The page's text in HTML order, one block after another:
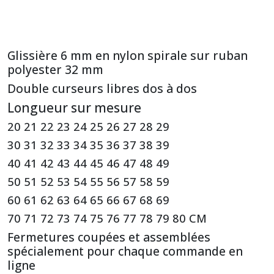
Glissière 6 mm en nylon spirale sur ruban
polyester 32 mm
Double curseurs libres dos à dos
Longueur sur mesure
20 21 22 23 24 25 26 27 28 29
30 31 32 33 34 35 36 37 38 39
40 41 42 43 44 45 46 47 48 49
50 51 52 53 54 55 56 57 58 59
60 61 62 63 64 65 66 67 68 69
70 71 72 73 74 75 76 77 78 79 80 CM
Fermetures coupées et assemblées
spécialement pour chaque commande en
ligne